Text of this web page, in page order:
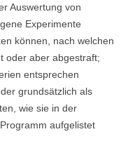
Auswertung von
Experimente
können, nach welchen
oder aber abgestraft;
entsprechen
grundsätzlich als
wie sie in der
aufgelistet